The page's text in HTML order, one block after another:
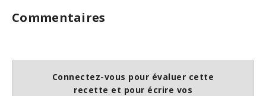
Commentaires
Connectez-vous pour évaluer cette
recette et pour écrire vos